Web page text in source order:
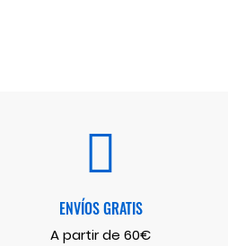
ENVÍOS GRATIS
A partir de 60€